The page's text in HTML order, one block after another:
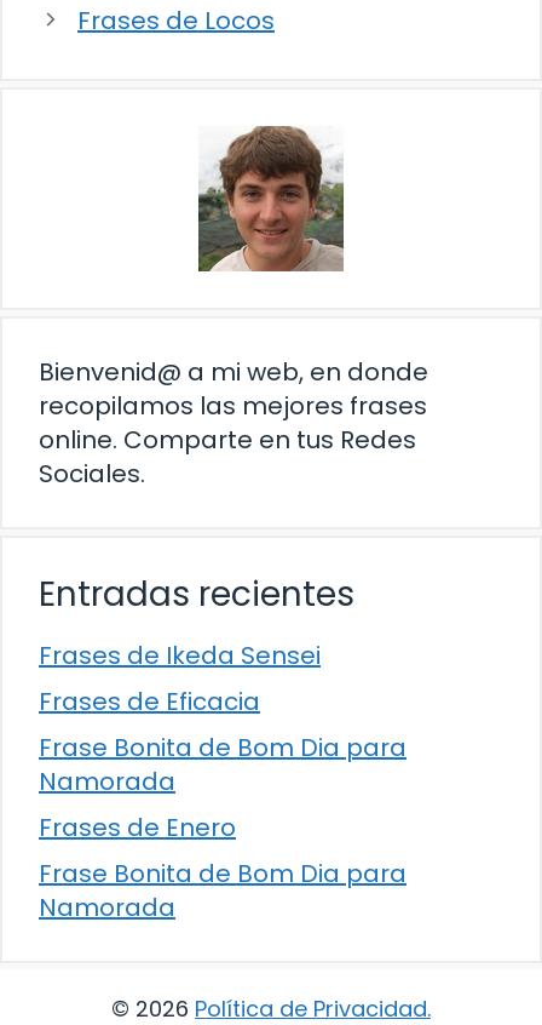
Frases de Locos
Bienvenid@ a mi web, en donde
recopilamos las mejores frases
online. Comparte en tus Redes
Sociales.
Entradas recientes
Frases de Ikeda Sensei
Frases de Eficacia
Frase Bonita de Bom Dia para
Namorada
Frases de Enero
Frase Bonita de Bom Dia para
Namorada
© 2026 Política de Privacidad.